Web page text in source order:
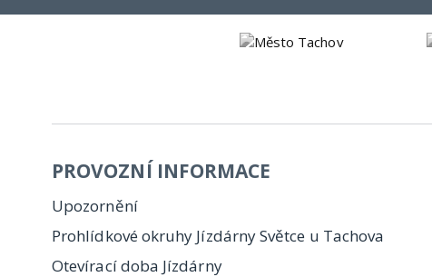
PROVOZNÍ INFORMACE
Upozornění
Prohlídkové okruhy Jízdárny Světce u Tachova
Otevírací doba Jízdárny